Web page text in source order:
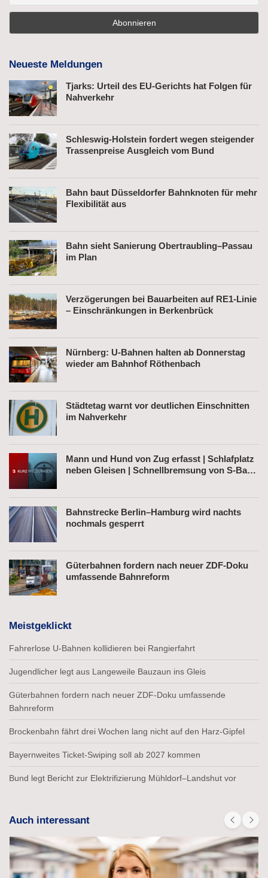
Neueste Meldungen
Tjarks: Urteil des EU-Gerichts hat Folgen für
Nahverkehr
Schleswig-Holstein fordert wegen steigender
Trassenpreise Ausgleich vom Bund
Bahn baut Düsseldorfer Bahnknoten für mehr
Flexibilität aus
Bahn sieht Sanierung Obertraubling–Passau
im Plan
Verzögerungen bei Bauarbeiten auf RE1-Linie
– Einschränkungen in Berkenbrück
Nürnberg: U-Bahnen halten ab Donnerstag
wieder am Bahnhof Röthenbach
Städtetag warnt vor deutlichen Einschnitten
im Nahverkehr
Mann und Hund von Zug erfasst | Schlafplatz
neben Gleisen | Schnellbremsung von S-Bahn
Bahnstrecke Berlin–Hamburg wird nachts
nochmals gesperrt
Güterbahnen fordern nach neuer ZDF-Doku
umfassende Bahnreform
Meistgeklickt
Fahrerlose U-Bahnen kollidieren bei Rangierfahrt
Jugendlicher legt aus Langeweile Bauzaun ins Gleis
Güterbahnen fordern nach neuer ZDF-Doku umfassende
Bahnreform
Brockenbahn fährt drei Wochen lang nicht auf den Harz-Gipfel
Bayernweites Ticket-Swiping soll ab 2027 kommen
Bund legt Bericht zur Elektrifizierung Mühldorf–Landshut vor
Auch interessant